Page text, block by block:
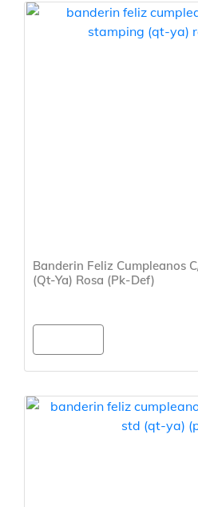
Banderin Feliz Cumpleanos
(Qt-Ya) Rosa (Pk-Def)